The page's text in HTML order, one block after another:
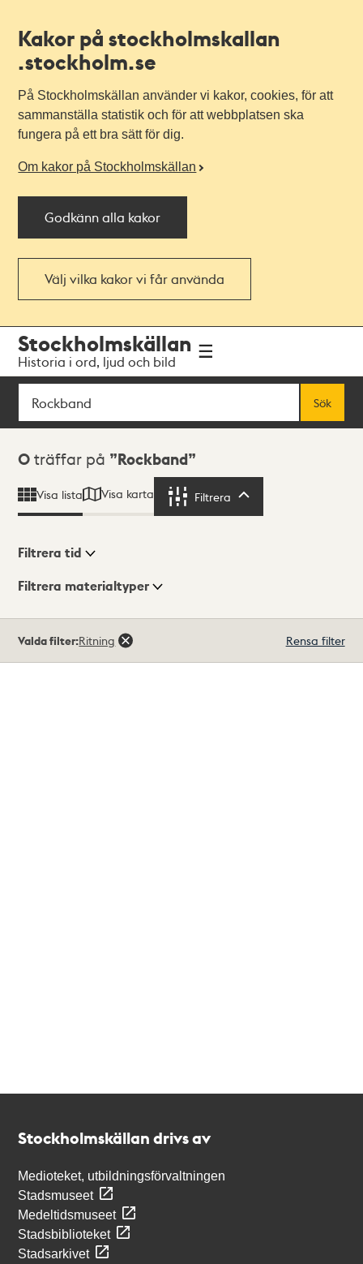
Kakor på stockholmskallan
.stockholm.se
På Stockholmskällan använder vi kakor, cookies, för att
sammanställa statistik och för att webbplatsen ska
fungera på ett bra sätt för dig.
Om kakor på Stockholmskällan
Godkänn alla kakor
Välj vilka kakor vi får använda
navigationen
huvudinnehållet
Stockholmskällan
Historia i ord, ljud och bild
Sök
Sök
Sökresultat
0 träffar på Rockband
Visa lista Visa karta Filtrera
Visningsläge
Filtrera tid
Filtrera materialtyper
träffar
Valda filter:Ritning Rensa filter
Stockholmskällan drivs av
Medioteket, utbildningsförvaltningen
Stadsmuseet
Medeltidsmuseet
Stadsbiblioteket
Stadsarkivet